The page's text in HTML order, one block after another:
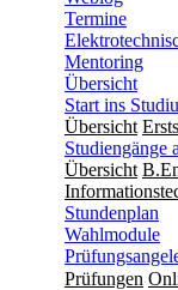
Termine
Mentoring
Übersicht
Start ins
Übersicht
Studiengänge
Übersicht
Stundenplan
Wahlmodule
Prüfungen